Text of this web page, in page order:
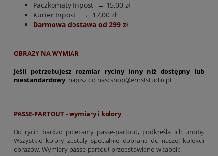
Paczkomaty Inpost → 15,00 zł
Kurier Inpost → 17,00 zł
Darmowa dostawa od 299 zł
OBRAZY NA WYMIAR
Jeśli potrzebujesz rozmiar ryciny inny niż dostępny lub
niestandardowy napisz do nas:shop@ernststudio.pl
PASSE-PARTOUT - wymiary i kolory
Do rycin bardzo polecamy passe-partout, podkreśla ich urodę.
Wszystkie kolory zostały specjalnie dobrane do naszej kolekcji
obrazów. Wymiary passe-partout przedstawiono w tabeli: